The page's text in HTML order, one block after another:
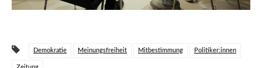
Demokratie Meinungsfreiheit Mitbestimmung Politiker:innen